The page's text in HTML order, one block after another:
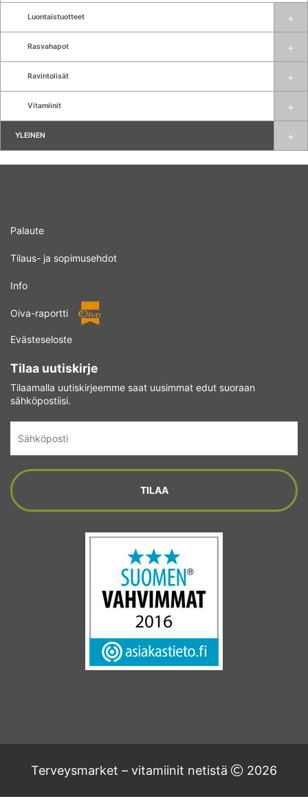
Luontaistuotteet
Rasvahapot
Ravintolisät
Vitamiinit
YLEINEN
Palaute
Tilaus- ja sopimusehdot
Info
Oiva-raportti
Evästeseloste
Tilaa uutiskirje
Tilaamalla uutiskirjeemme saat uusimmat edut suoraan
sähköpostiisi.
Terveysmarket – vitamiinit netistä 2026